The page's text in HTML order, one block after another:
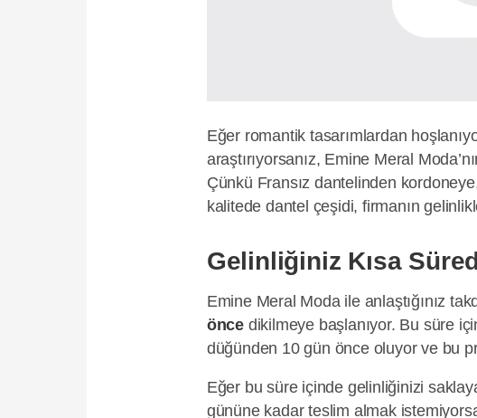
Eğer romantik tasarımlardan
araştırıyorsanız, Emine Meral
Çünkü Fransız dantelinden
kalitede dantel çeşidi, firmanın
Gelinliğiniz Kısa
Emine Meral Moda ile anlaştığınız
öncedikilmeye başlanıyor. Bu süre
düğünden 10 gün önce oluyor ve bu
Eğer bu süre içinde gelinliğinizi
gününe kadar teslim almak